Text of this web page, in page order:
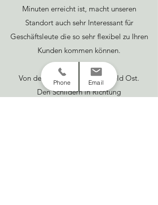
Minuten erreicht ist, macht unseren
Standort auch sehr Interessant für
Geschäftsleute die so sehr flexibel zu Ihren
Kunden kommen können.
Von der A2, Abfahrt 27 Bielefeld Ost.
Den Schildern in Richtung
Phone Email